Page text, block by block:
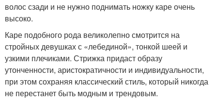
волос сзади и не нужно поднимать ножку каре очень
высоко.
Каре подобного рода великолепно смотрится на
стройных девушках с «лебединой», тонкой шеей и
узкими плечиками. Стрижка придаст образу
утонченности, аристократичности и индивидуальности,
при этом сохраняя классический стиль, который никогда
не перестанет быть модным и трендовым.